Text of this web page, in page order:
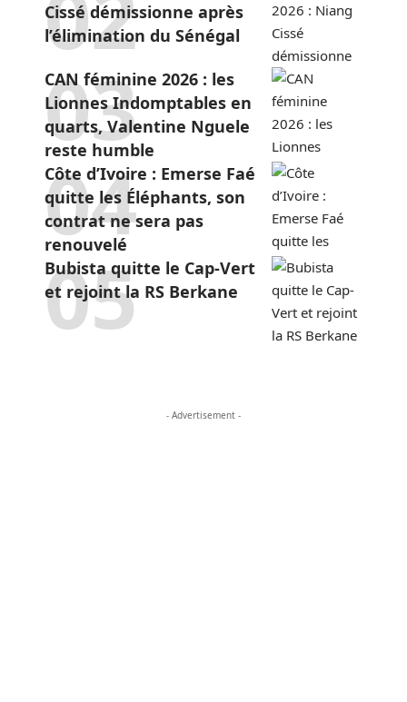
Cissé démissionne après
l’élimination du Sénégal
CAN féminine 2026 : les
Lionnes Indomptables en
quarts, Valentine Nguele
reste humble
Côte d’Ivoire : Emerse Faé
quitte les Éléphants, son
contrat ne sera pas
renouvelé
Bubista quitte le Cap-Vert
et rejoint la RS Berkane
- Advertisement -